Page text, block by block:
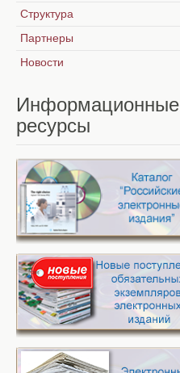
Структура
Партнеры
Новости
Информационные
ресурсы